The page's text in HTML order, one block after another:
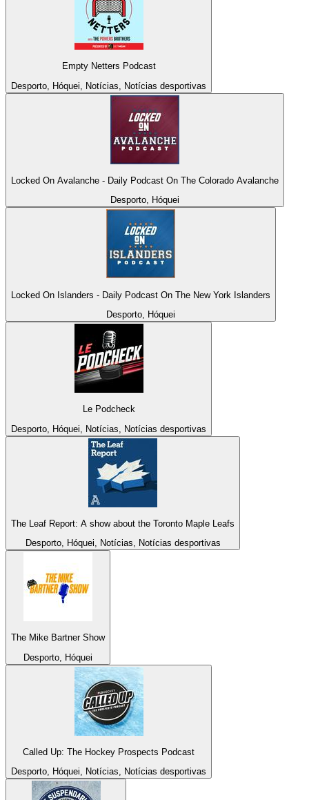
Empty Netters Podcast
Desporto, Hóquei, Notícias, Notícias desportivas
Locked On Avalanche - Daily Podcast On The Colorado Avalanche
Desporto, Hóquei
Locked On Islanders - Daily Podcast On The New York Islanders
Desporto, Hóquei
Le Podcheck
Desporto, Hóquei, Notícias, Notícias desportivas
The Leaf Report: A show about the Toronto Maple Leafs
Desporto, Hóquei, Notícias, Notícias desportivas
The Mike Bartner Show
Desporto, Hóquei
Called Up: The Hockey Prospects Podcast
Desporto, Hóquei, Notícias, Notícias desportivas